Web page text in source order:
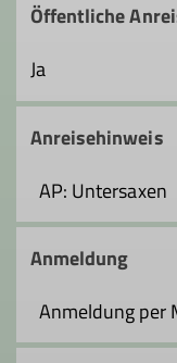
Öffentliche
Ja
Anreisehinweis
AP: Untersaxen
Anmeldung
Anmeldung per